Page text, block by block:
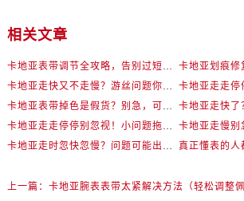
相关文章
卡地亚表带调节全攻略，告别过短烦恼
卡地亚走快又不走慢？游丝问题你了解多少？
卡地亚走走停
卡地亚表带掉色是假货？别急，可能是这些日常习惯惹的祸
卡地亚走走停停别忽视！小问题拖成大修很烧钱
卡地亚走时忽快忽慢？问题可能出在你睡觉时！
上一篇： 卡地亚腕表表带太紧解决方法（轻松调整